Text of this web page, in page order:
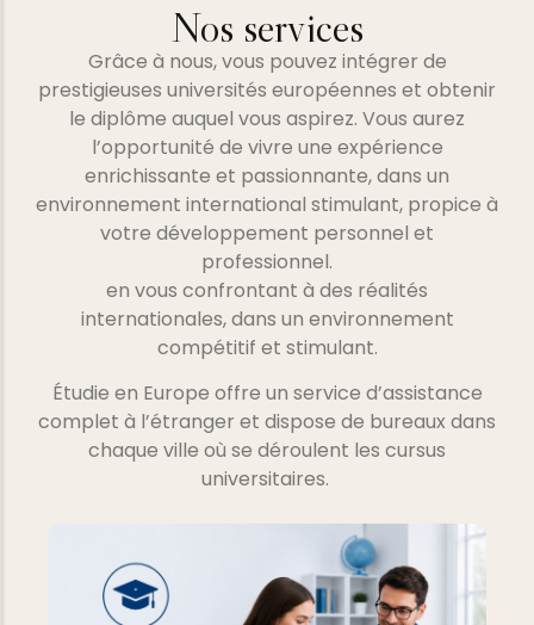
Nos services
Grâce à nous, vous pouvez intégrer de
prestigieuses universités européennes et obtenir
le diplôme auquel vous aspirez. Vous aurez
l’opportunité de vivre une expérience
enrichissante et passionnante, dans un
environnement international stimulant, propice à
votre développement personnel et
professionnel.
en vous confrontant à des réalités
internationales, dans un environnement
compétitif et stimulant.
Étudie en Europe offre un service d’assistance
complet à l’étranger et dispose de bureaux dans
chaque ville où se déroulent les cursus
universitaires.